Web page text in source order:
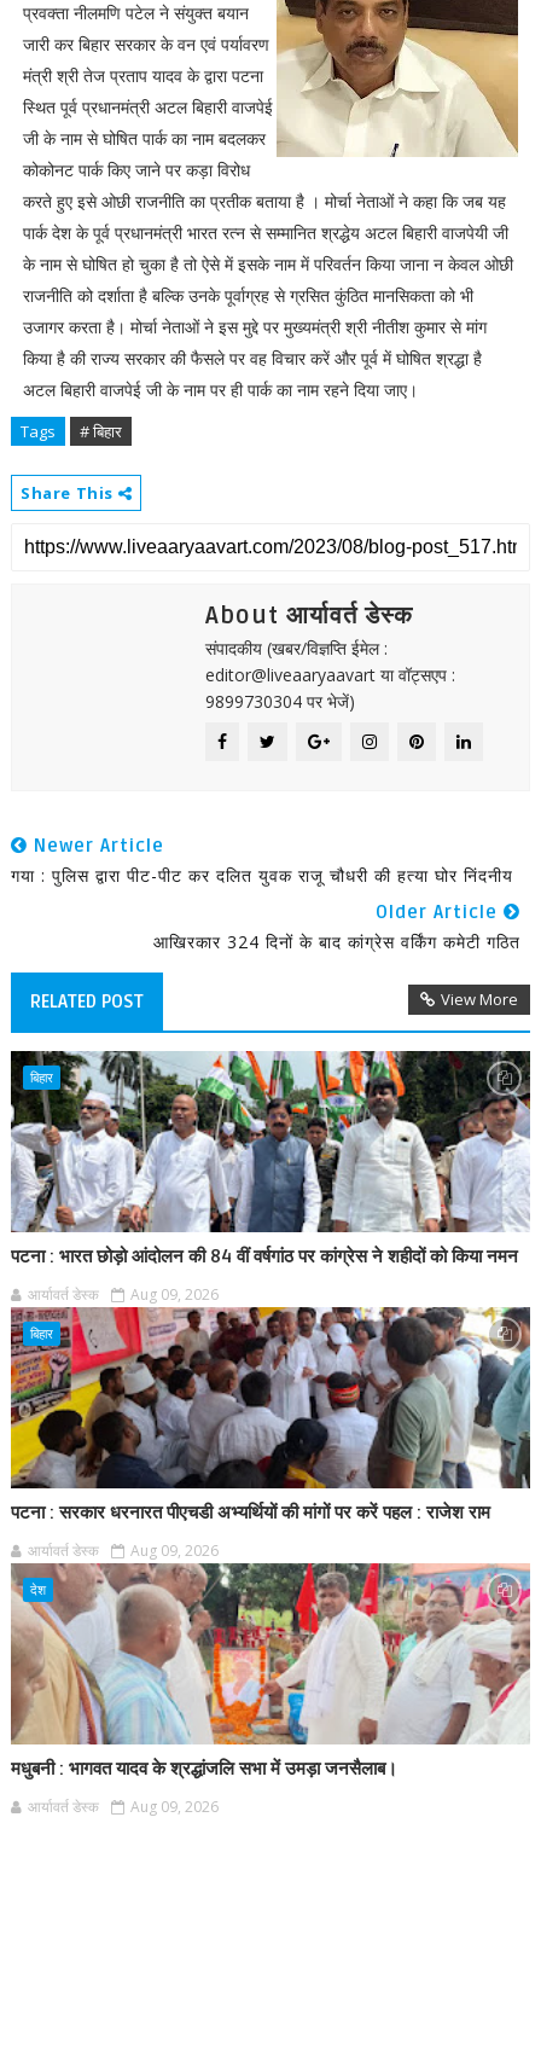
प्रवक्ता नीलमणि पटेल ने संयुक्त बयान
जारी कर बिहार सरकार के वन एवं पर्यावरण
मंत्री श्री तेज प्रताप यादव के द्वारा पटना
स्थित पूर्व प्रधानमंत्री अटल बिहारी वाजपेई
जी के नाम से घोषित पार्क का नाम बदलकर
कोकोनट पार्क किए जाने पर कड़ा विरोध
करते हुए इसे ओछी राजनीति का प्रतीक बताया है । मोर्चा नेताओं ने कहा कि जब यह
पार्क देश के पूर्व प्रधानमंत्री भारत रत्न से सम्मानित श्रद्धेय अटल बिहारी वाजपेयी जी
के नाम से घोषित हो चुका है तो ऐसे में इसके नाम में परिवर्तन किया जाना न केवल ओछी
राजनीति को दर्शाता है बल्कि उनके पूर्वाग्रह से ग्रसित कुंठित मानसिकता को भी
उजागर करता है। मोर्चा नेताओं ने इस मुद्दे पर मुख्यमंत्री श्री नीतीश कुमार से मांग
किया है की राज्य सरकार की फैसले पर वह विचार करें और पूर्व में घोषित श्रद्धा है
अटल बिहारी वाजपेई जी के नाम पर ही पार्क का नाम रहने दिया जाए।
Tags # बिहार
Share This
About आर्यावर्त डेस्क
संपादकीय (खबर/विज्ञप्ति ईमेल :
editor@liveaaryaavart या वॉट्सएप :
9899730304 पर भेजें)
Newer Article
गया : पुलिस द्वारा पीट-पीट कर दलित युवक राजू चौधरी की हत्या घोर निंदनीय
Older Article
आखिरकार 324 दिनों के बाद कांग्रेस वर्किंग कमेटी गठित
RELATED POST View More
बिहार
पटना : भारत छोड़ो आंदोलन की 84 वीं वर्षगांठ पर कांग्रेस ने शहीदों को किया नमन
आर्यावर्त डेस्क Aug 09, 2026
बिहार
पटना : सरकार धरनारत पीएचडी अभ्यर्थियों की मांगों पर करें पहल : राजेश राम
आर्यावर्त डेस्क Aug 09, 2026
देश
मधुबनी : भागवत यादव के श्रद्धांजलि सभा में उमड़ा जनसैलाब।
आर्यावर्त डेस्क Aug 09, 2026